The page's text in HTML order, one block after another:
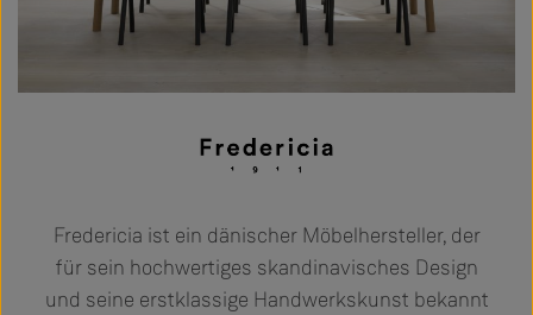
Fredericia ist ein dänischer Möbelhersteller, der
für sein hochwertiges skandinavisches Design
und seine erstklassige Handwerkskunst bekannt